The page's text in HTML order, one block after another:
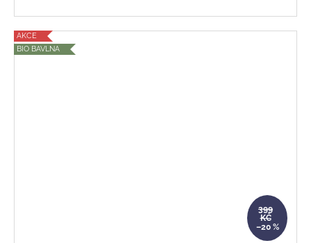
AKCE
BIO BAVLNA
399
KČ
–20 %